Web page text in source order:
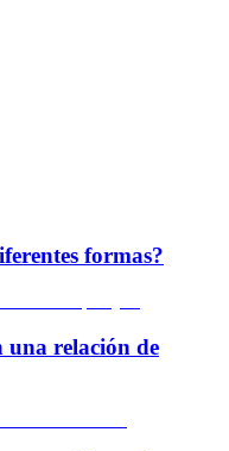
formas?
una relación de